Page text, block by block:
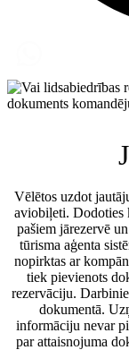
Vēlētos uzdot
aviobiļeti. Dodoties
pašiem jārezervē
tūrisma aģenta
nopirktas ar
tiek pievienots
rezervāciju.
dokumentā.
informāciju nevar
par attaisnojuma